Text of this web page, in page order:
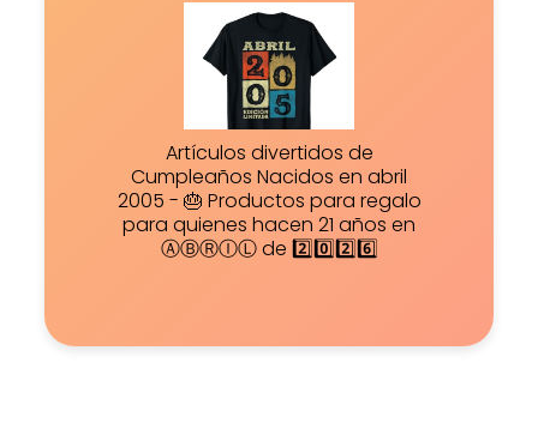
Artículos divertidos de
Cumpleaños Nacidos en abril
2005 - 🎂 Productos para regalo
para quienes hacen 21 años en
ⒶⒷⓇⒾⓁ de 2️⃣0️⃣2️⃣6️⃣